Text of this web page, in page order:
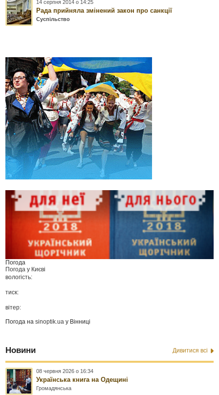
14 серпня 2014 о 14:25
Рада прийняла змінений закон про санкції
Суспільство
Погода
Погода у Києві
вологість:
тиск:
вітер:
Погода наsinoptik.ua у Вінниці
Новини Дивитися всі
08 червня 2026 о 16:34
Українська книга на Одещині
Громадянська